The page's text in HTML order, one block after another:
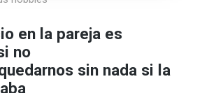
en la pareja es
no
sin nada si la